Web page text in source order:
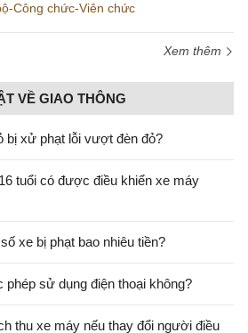
Công chức-Viên chức
Xem thêm
VỀ GIAO THÔNG
bị xử phạt lỗi vượt đèn đỏ?
tuổi có được điều khiển xe máy
xe bị phạt bao nhiêu tiền?
sử dụng điện thoại không?
thu xe máy nếu thay đổi người điều